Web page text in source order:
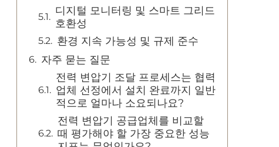
디지털 모니터링 및 스마트 그리드
호환성
환경 지속 가능성 및 규제 준수
자주 묻는 질문
전력 변압기 조달 프로세스는 협력
업체 선정에서 설치 완료까지 일반
적으로 얼마나 소요되나요?
전력 변압기 공급업체를 비교할
때 평가해야 할 가장 중요한 성능